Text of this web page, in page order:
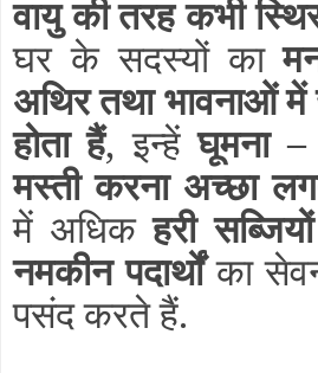
वायु की तरह कभी
घर के सदस्यों का
अथिर तथा भावनाओं में
होता हैं, इन्हेंघूमना
मस्ती करना अच्छा
में अधिकहरी सब्जियों
नमकीन पदार्थोंका
पसंद करते हैं.